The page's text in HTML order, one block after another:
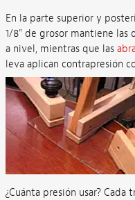
En la parte superior y
1/8" de grosor mantiene las
a nivel, mientras que las
leva aplican contrapresión
¿Cuánta presión usar?